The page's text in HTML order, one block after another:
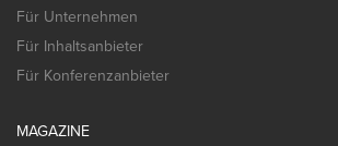
Für Unternehmen
Für Inhaltsanbieter
Für Konferenzanbieter
MAGAZINE